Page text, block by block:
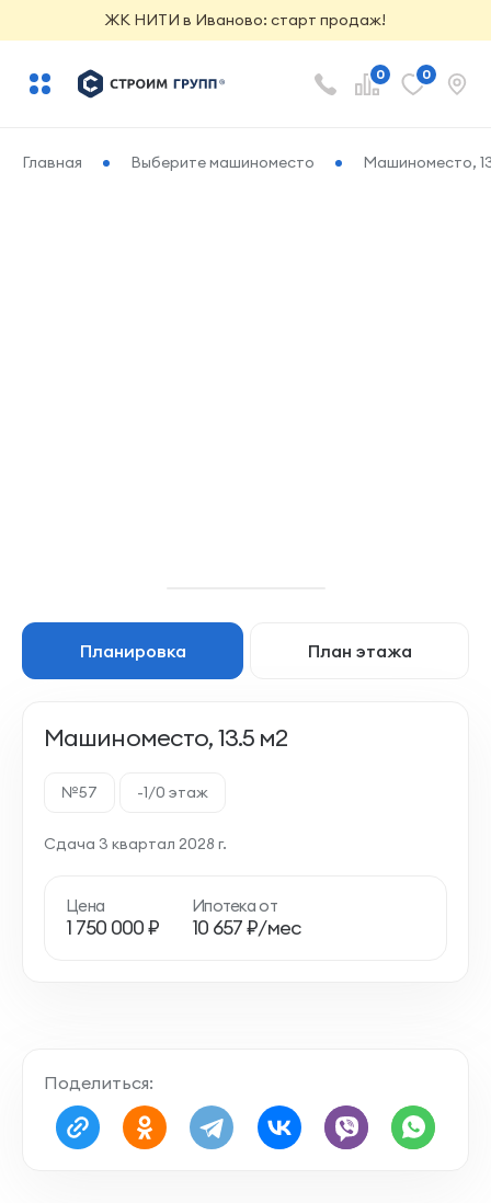
ЖК НИТИ в Иваново: старт продаж!
0 0
Главная Выберите машиноместо Машиноместо,
Планировка План этажа
Машиноместо, 13.5 м2
№57 -1/0 этаж
Сдача 3 квартал 2028 г.
Цена
1 750 000 ₽
Ипотека от
10 657 ₽/мес
Поделиться: